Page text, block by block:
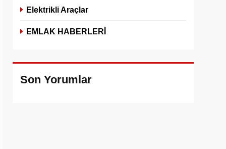
Elektrikli Araçlar
EMLAK HABERLERİ
Son Yorumlar